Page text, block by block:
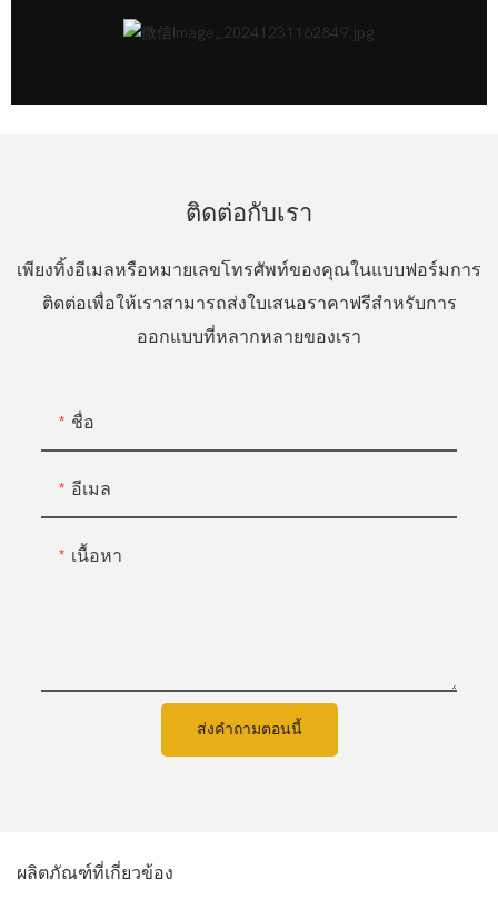
ติดต่อกับเรา
เพียงทิ้งอีเมลหรือหมายเลขโทรศัพท์ของคุณในแบบฟอร์มการ
ติดต่อเพื่อให้เราสามารถส่งใบเสนอราคาฟรีสำหรับการ
ออกแบบที่หลากหลายของเรา
ชื่อ
อีเมล
เนื้อหา
ส่งคำถามตอนนี้
ผลิตภัณฑ์ที่เกี่ยวข้อง